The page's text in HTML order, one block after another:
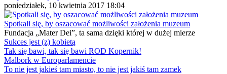
poniedziałek, 10 kwietnia 2017 18:04
Spotkali się, by oszacować możliwości założenia muzeum
Fundacja „Mater Dei”, ta sama dzięki której w dużej mierze
Sukces jest (z) kobietą
Tak się bawi, tak się bawi ROD Kopernik!
Malbork w Europarlamencie
To nie jest jakieś tam miasto, to nie jest jakiś tam zamek